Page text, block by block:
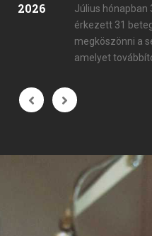
2026
Július
érkezett 31
megköszönni a
amelyet